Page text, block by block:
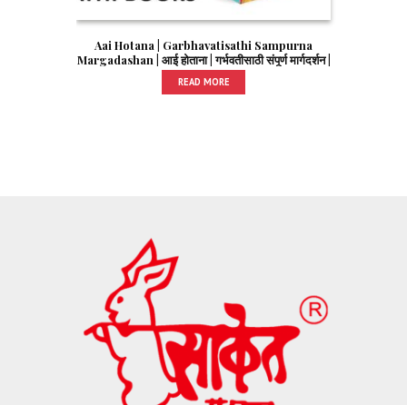
Aai Hotana | Garbhavatisathi Sampurna
Margadashan | आई होताना | गर्भवतीसाठी संपूर्ण मार्गदर्शन |
READ MORE